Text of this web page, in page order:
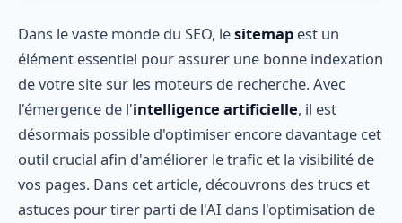
Dans le vaste monde du SEO, lesitemap est un
élément essentiel pour assurer une bonne indexation
de votre site sur les moteurs de recherche. Avec
l'émergence de l'intelligence artificielle, il est
désormais possible d'optimiser encore davantage cet
outil crucial afin d'améliorer le trafic et la visibilité de
vos pages. Dans cet article, découvrons des trucs et
astuces pour tirer parti de l'AI dans l'optimisation de